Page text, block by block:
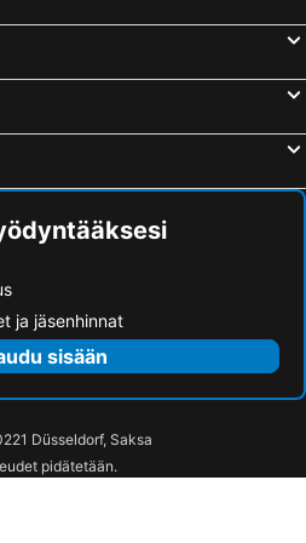
ja jäsenhinnat
sisään
Düsseldorf, Saksa
pidätetään.